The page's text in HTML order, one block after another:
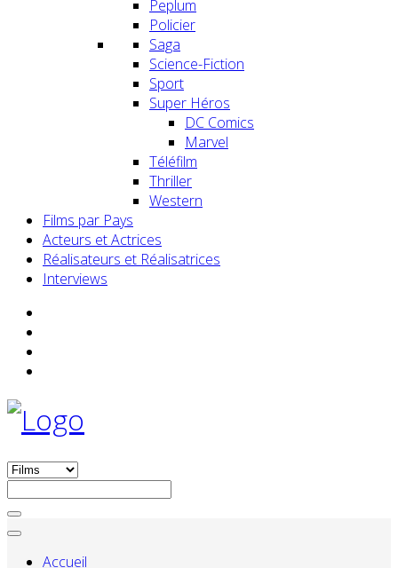
Peplum
Policier
Saga
Science-Fiction
Sport
Super Héros
DC Comics
Marvel
Téléfilm
Thriller
Western
Films par Pays
Acteurs et Actrices
Réalisateurs et Réalisatrices
Interviews
Accueil